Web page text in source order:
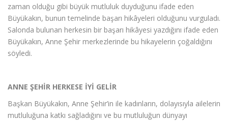
zaman olduğu gibi büyük mutluluk duyduğunu ifade eden
Büyükakın, bunun temelinde başarı hikâyeleri olduğunu vurguladı.
Salonda bulunan herkesin bir başarı hikâyesi yazdığını ifade eden
Büyükakın, Anne Şehir merkezlerinde bu hikayelerin çoğaldığını
söyledi.
ANNE ŞEHİR HERKESE İYİ GELİR
Başkan Büyükakın, Anne Şehir’in ile kadınların, dolayısıyla ailelerin
mutluluğuna katkı sağladığını ve bu mutluluğun dünyayı